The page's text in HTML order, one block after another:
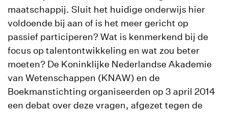
maatschappij. Sluit het huidige onderwijs hier
voldoende bij aan of is het meer gericht op
passief participeren? Wat is kenmerkend bij de
focus op talentontwikkeling en wat zou beter
moeten? De Koninklijke Nederlandse Akademie
van Wetenschappen (KNAW) en de
Boekmanstichting organiseerden op 3 april 2014
een debat over deze vragen, afgezet tegen de